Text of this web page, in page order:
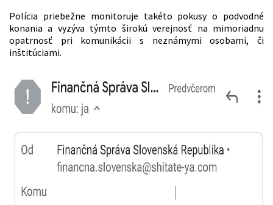
Polícia priebežne monitoruje takéto pokusy o podvodné
konania a vyzýva týmto širokú verejnosť na mimoriadnu
opatrnosť pri komunikácii s neznámymi osobami, či
inštitúciami.